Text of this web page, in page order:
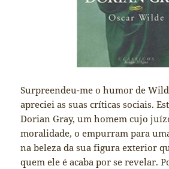
Surpreendeu-me o humor de
apreciei as suas críticas sociais.
Dorian Gray, um homem cujo
moralidade, o empurram para
na beleza da sua figura exterior
quem ele é acaba por se revelar.